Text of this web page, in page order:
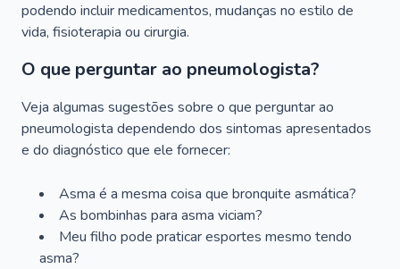
podendo incluir medicamentos, mudanças no estilo de
vida, fisioterapia ou cirurgia.
O que perguntar ao pneumologista?
Veja algumas sugestões sobre o que perguntar ao
pneumologista dependendo dos sintomas apresentados
e do diagnóstico que ele fornecer:
Asma é a mesma coisa que bronquite asmática?
As bombinhas para asma viciam?
Meu filho pode praticar esportes mesmo tendo
asma?